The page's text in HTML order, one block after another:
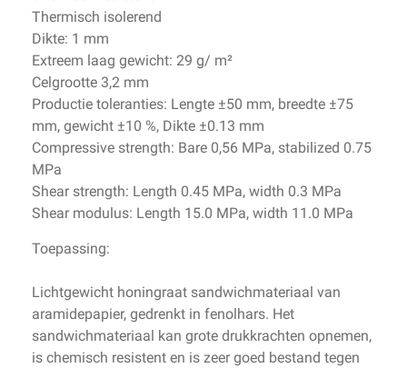
Thermisch isolerend
Dikte: 1 mm
Extreem laag gewicht: 29 g/ m²
Celgrootte 3,2 mm
Productie toleranties: Lengte ±50 mm, breedte ±75
mm, gewicht ±10 %, Dikte ±0.13 mm
Compressive strength: Bare 0,56 MPa, stabilized 0.75
MPa
Shear strength: Length 0.45 MPa, width 0.3 MPa
Shear modulus: Length 15.0 MPa, width 11.0 MPa
Toepassing:
Lichtgewicht honingraat sandwichmateriaal van
aramidepapier, gedrenkt in fenolhars. Het
sandwichmateriaal kan grote drukkrachten opnemen,
is chemisch resistent en is zeer goed bestand tegen